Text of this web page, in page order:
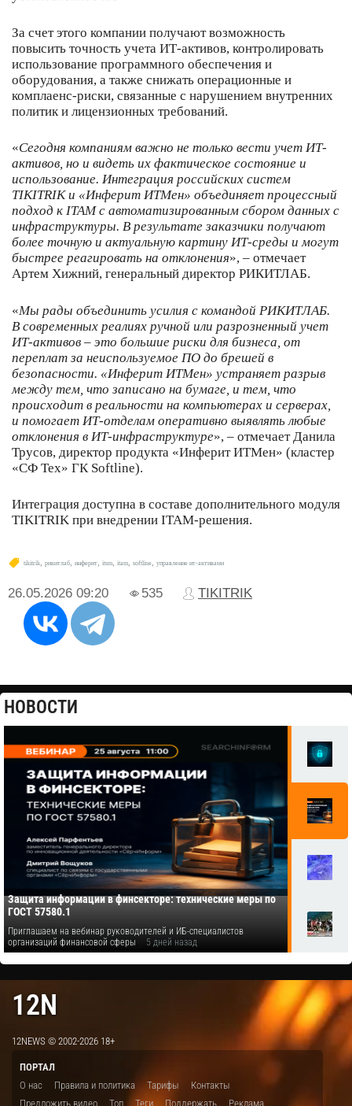
За счет этого компании получают возможность
повысить точность учета ИТ-активов, контролировать
использование программного обеспечения и
оборудования, а также снижать операционные и
комплаенс-риски, связанные с нарушением внутренних
политик и лицензионных требований.
«Сегодня компаниям важно не только вести учет ИТ-
активов, но и видеть их фактическое состояние и
использование. Интеграция российских систем
TIKITRIK и «Инферит ИТМен» объединяет процессный
подход к ITAM с автоматизированным сбором данных с
инфраструктуры. В результате заказчики получают
более точную и актуальную картину ИТ-среды и могут
быстрее реагировать на отклонения», – отмечает
Артем Хижний, генеральный директор РИКИТЛАБ.
«Мы рады объединить усилия с командой РИКИТЛАБ.
В современных реалиях ручной или разрозненный учет
ИТ-активов – это большие риски для бизнеса, от
переплат за неиспользуемое ПО до брешей в
безопасности. «Инферит ИТМен» устраняет разрыв
между тем, что записано на бумаге, и тем, что
происходит в реальности на компьютерах и серверах,
и помогает ИТ-отделам оперативно выявлять любые
отклонения в ИТ-инфраструктуре», – отмечает Данила
Трусов, директор продукта «Инферит ИТМен» (кластер
«СФ Тех» ГК Softline).
Интеграция доступна в составе дополнительного модуля
TIKITRIK при внедрении ITAM-решения.
tikitrik, рикитлаб, инферит, itsm, itam, softline, управление ит-активами
26.05.2026 09:20 535 TIKITRIK
НОВОСТИ
Защита информации в финсекторе: технические меры по
ГОСТ 57580.1
Приглашаем на вебинар руководителей и ИБ-специалистов
организаций финансовой сферы
5 дней назад
12N
12NEWS © 2002-2026 18+
ПОРТАЛ
О нас
Правила и политика Тарифы
Контакты
Предложить видео
Топ Теги Поддержать Реклама